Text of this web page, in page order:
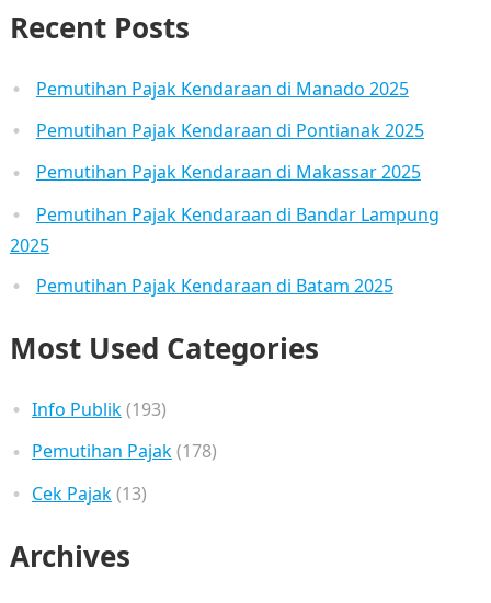
Recent Posts
Pemutihan Pajak Kendaraan di Manado 2025
Pemutihan Pajak Kendaraan di Pontianak 2025
Pemutihan Pajak Kendaraan di Makassar 2025
Pemutihan Pajak Kendaraan di Bandar Lampung
2025
Pemutihan Pajak Kendaraan di Batam 2025
Most Used Categories
Info Publik(193)
Pemutihan Pajak(178)
Cek Pajak(13)
Archives